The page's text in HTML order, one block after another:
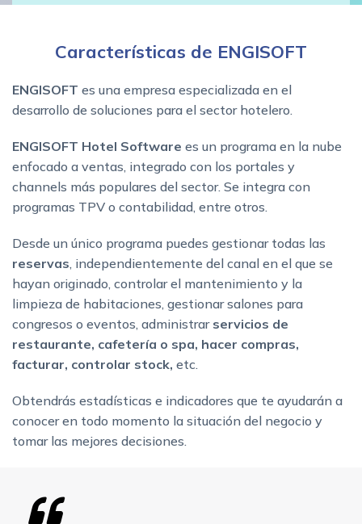
Características de ENGISOFT
ENGISOFT es una empresa especializada en el
desarrollo de soluciones para el sector hotelero.
ENGISOFT Hotel Software es un programa en la nube
enfocado a ventas, integrado con los portales y
channels más populares del sector. Se integra con
programas TPV o contabilidad, entre otros.
Desde un único programa puedes gestionar todas las
reservas, independientemente del canal en el que se
hayan originado, controlar el mantenimiento y la
limpieza de habitaciones, gestionar salones para
congresos o eventos, administrar servicios de
restaurante, cafetería o spa, hacer compras,
facturar, controlar stock, etc.
Obtendrás estadísticas e indicadores que te ayudarán a
conocer en todo momento la situación del negocio y
tomar las mejores decisiones.